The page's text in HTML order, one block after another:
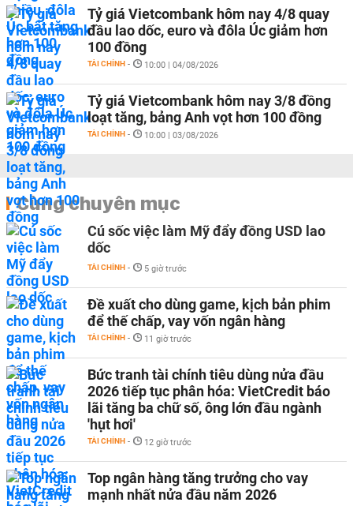
Tỷ giá Vietcombank hôm nay 4/8 quay
đầu lao dốc, euro và đôla Úc giảm hơn
100 đồng
TÀI CHÍNH - 10:00 | 04/08/2026
Tỷ giá Vietcombank hôm nay 3/8 đồng
loạt tăng, bảng Anh vọt hơn 100 đồng
TÀI CHÍNH - 10:00 | 03/08/2026
Cùng chuyên mục
Cú sốc việc làm Mỹ đẩy đồng USD lao
dốc
TÀI CHÍNH - 5 giờ trước
Đề xuất cho dùng game, kịch bản phim
để thế chấp, vay vốn ngân hàng
TÀI CHÍNH - 11 giờ trước
Bức tranh tài chính tiêu dùng nửa đầu
2026 tiếp tục phân hóa: VietCredit báo
lãi tăng ba chữ số, ông lớn đầu ngành
'hụt hơi'
TÀI CHÍNH - 12 giờ trước
Top ngân hàng tăng trưởng cho vay
mạnh nhất nửa đầu năm 2026